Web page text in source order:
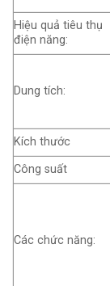
Hiệu quả tiêu thụ
điện năng:
Dung tích:
Kích thước
Công suất
Các chức năng: